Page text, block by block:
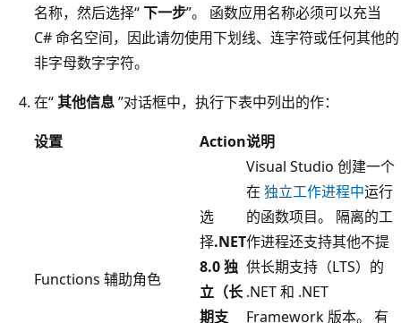
名称，然后选择“下一步”。 函数应用名称必须可以充当
C# 命名空间，因此请勿使用下划线、连字符或任何其他的
非字母数字字符。
在“其他信息”对话框中，执行下表中列出的作：
设置
Action说明
Functions 辅助角色
选
择.NET
8.0 独
立（长
期支
Visual Studio 创建一个
在 独立工作进程中运行
的函数项目。 隔离的工
作进程还支持其他不提
供长期支持（LTS）的
.NET 和 .NET
Framework 版本。 有